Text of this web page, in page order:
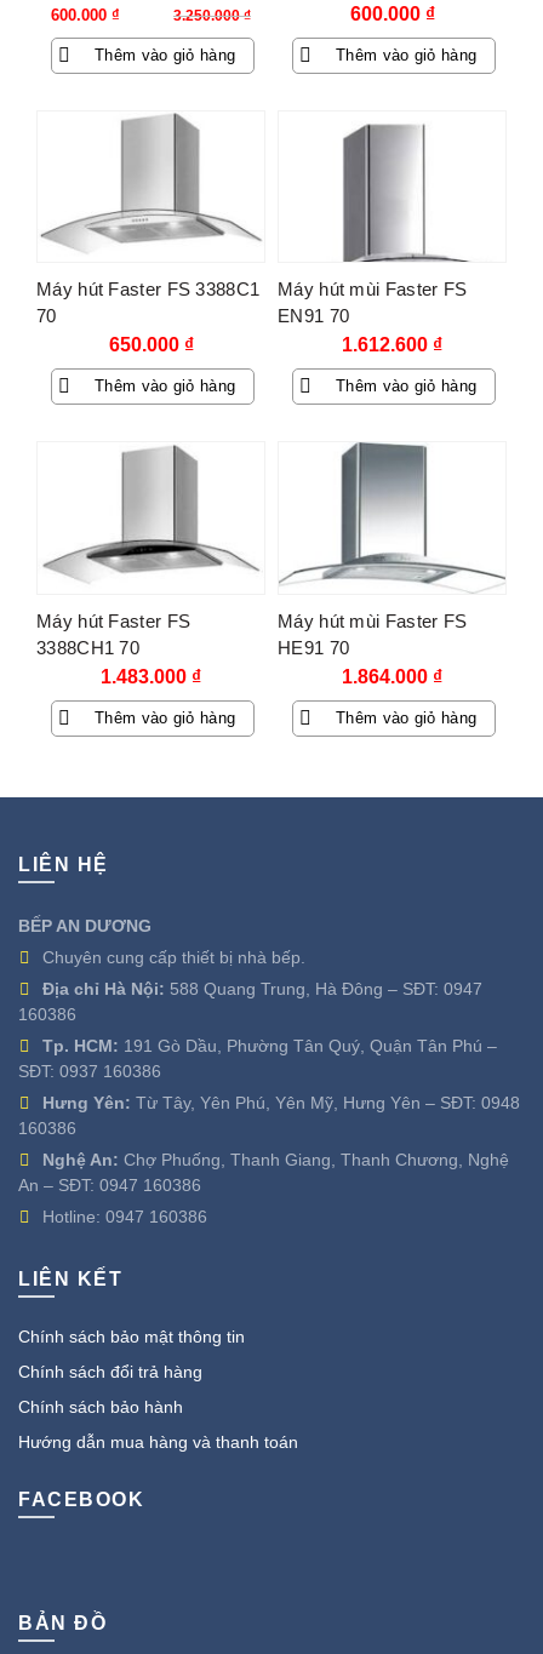
3.250.000₫
Giá
gốc
là:
600.000 ₫
Giá
hiện
tại
Thêm vào giỏ hàng
600.000 ₫
Thêm vào giỏ hàng
Máy hút Faster FS 3388C1
70
650.000 ₫
Thêm vào giỏ hàng
Máy hút mùi Faster FS
EN91 70
1.612.600 ₫
Thêm vào giỏ hàng
Máy hút Faster FS
3388CH1 70
1.483.000 ₫
Thêm vào giỏ hàng
Máy hút mùi Faster FS
HE91 70
1.864.000 ₫
Thêm vào giỏ hàng
LIÊN HỆ
BẾP AN DƯƠNG
Chuyên cung cấp thiết bị nhà bếp.
Địa chỉ Hà Nội: 588 Quang Trung, Hà Đông – SĐT: 0947
160386
Tp. HCM: 191 Gò Dầu, Phường Tân Quý, Quận Tân Phú –
SĐT: 0937 160386
Hưng Yên: Từ Tây, Yên Phú, Yên Mỹ, Hưng Yên – SĐT: 0948
160386
Nghệ An: Chợ Phuống, Thanh Giang, Thanh Chương, Nghệ
An – SĐT: 0947 160386
Hotline: 0947 160386
LIÊN KẾT
Chính sách bảo mật thông tin
Chính sách đổi trả hàng
Chính sách bảo hành
Hướng dẫn mua hàng và thanh toán
FACEBOOK
BẢN ĐỒ